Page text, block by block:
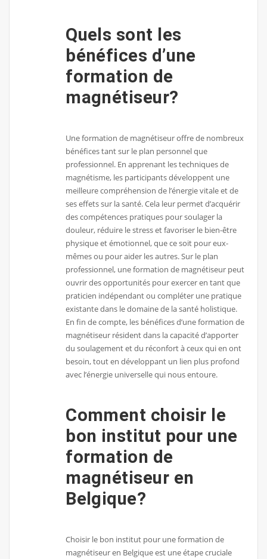
Quels sont les
bénéfices d’une
formation de
magnétiseur?
Une formation de magnétiseur offre de nombreux
bénéfices tant sur le plan personnel que
professionnel. En apprenant les techniques de
magnétisme, les participants développent une
meilleure compréhension de l’énergie vitale et de
ses effets sur la santé. Cela leur permet d’acquérir
des compétences pratiques pour soulager la
douleur, réduire le stress et favoriser le bien-être
physique et émotionnel, que ce soit pour eux-
mêmes ou pour aider les autres. Sur le plan
professionnel, une formation de magnétiseur peut
ouvrir des opportunités pour exercer en tant que
praticien indépendant ou compléter une pratique
existante dans le domaine de la santé holistique.
En fin de compte, les bénéfices d’une formation de
magnétiseur résident dans la capacité d’apporter
du soulagement et du réconfort à ceux qui en ont
besoin, tout en développant un lien plus profond
avec l’énergie universelle qui nous entoure.
Comment choisir le
bon institut pour une
formation de
magnétiseur en
Belgique?
Choisir le bon institut pour une formation de
magnétiseur en Belgique est une étape cruciale